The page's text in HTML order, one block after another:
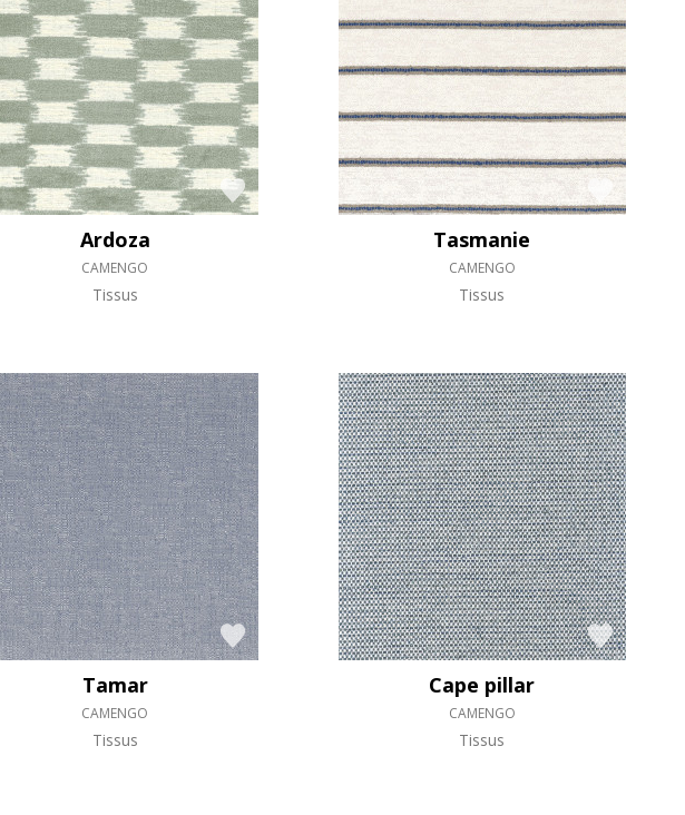
Ardoza
CAMENGO
Tissus
Tasmanie
CAMENGO
Tissus
Tamar
CAMENGO
Tissus
Cape pillar
CAMENGO
Tissus